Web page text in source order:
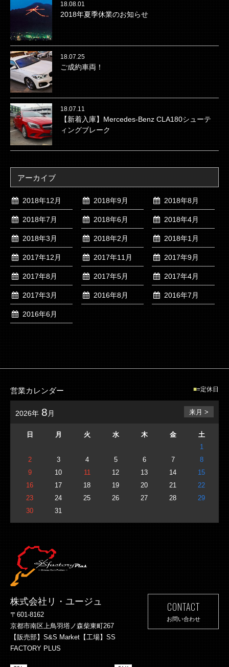
18.08.01
2018年夏季休業のお知らせ
18.07.25
ご成約車両！
18.07.11
【新着入庫】Mercedes-Benz CLA180シューテ
ィングブレーク
アーカイブ
2018年12月 2018年9月 2018年8月
2018年7月 2018年6月 2018年4月
2018年3月 2018年2月 2018年1月
2017年12月 2017年11月 2017年9月
2017年8月 2017年5月 2017年4月
2017年3月 2016年8月 2016年7月
2016年6月
営業カレンダー =定休日
2026年 8 月 来月 >
日 月 火 水 木 金
土
1
2
3 4 5 6 7
8
9
10 11 12 13 14
15
16
17 18 19 20 21
22
23
24 25 26 27 28
29
30
31
株式会社リ・ユージュ
〒601-8162
京都市南区上鳥羽塔ノ森柴東町267
【販売部】S&S Market【工場】SS
FACTORY PLUS
CONTACT
お問い合わせ